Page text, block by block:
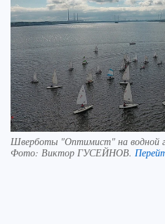
Шверботы "Оптимист" на водной
Фото: Виктор ГУСЕЙНОВ.